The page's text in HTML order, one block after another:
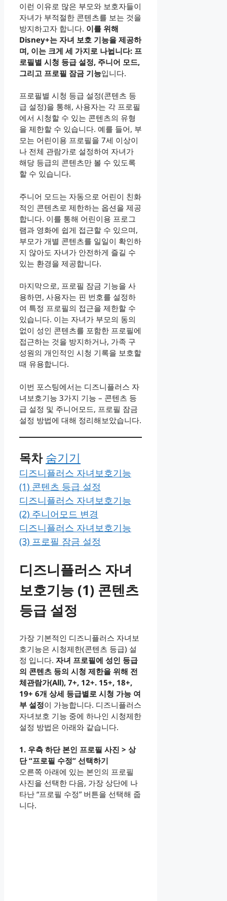
이런 이유로 많은 부모와 보호자들이
자녀가 부적절한 콘텐츠를 보는 것을
방지하고자 합니다. 이를 위해
Disney+는 자녀 보호 기능을 제공하
며, 이는 크게 세 가지로 나뉩니다: 프
로필별 시청 등급 설정, 주니어 모드,
그리고 프로필 잠금 기능입니다.
프로필별 시청 등급 설정(콘텐츠 등
급 설정)을 통해, 사용자는 각 프로필
에서 시청할 수 있는 콘텐츠의 유형
을 제한할 수 있습니다. 예를 들어, 부
모는 어린이용 프로필을 7세 이상이
나 전체 관람가로 설정하여 자녀가
해당 등급의 콘텐츠만 볼 수 있도록
할 수 있습니다.
주니어 모드는 자동으로 어린이 친화
적인 콘텐츠로 제한하는 옵션을 제공
합니다. 이를 통해 어린이용 프로그
램과 영화에 쉽게 접근할 수 있으며,
부모가 개별 콘텐츠를 일일이 확인하
지 않아도 자녀가 안전하게 즐길 수
있는 환경을 제공합니다.
마지막으로, 프로필 잠금 기능을 사
용하면, 사용자는 핀 번호를 설정하
여 특정 프로필의 접근을 제한할 수
있습니다. 이는 자녀가 부모의 동의
없이 성인 콘텐츠를 포함한 프로필에
접근하는 것을 방지하거나, 가족 구
성원의 개인적인 시청 기록을 보호할
때 유용합니다.
이번 포스팅에서는 디즈니플러스 자
녀보호기능 3가지 기능 – 콘텐츠 등
급 설정 및 주니어모드, 프로필 잠금
설정 방법에 대해 정리해보았습니다.
목차 숨기기
디즈니플러스 자녀보호기능
(1) 콘텐츠 등급 설정
디즈니플러스 자녀보호기능
(2) 주니어모드 변경
디즈니플러스 자녀보호기능
(3) 프로필 잠금 설정
디즈니플러스 자녀
보호기능 (1) 콘텐츠
등급 설정
가장 기본적인 디즈니플러스 자녀보
호기능은 시청제한(콘텐츠 등급) 설
정 입니다. 자녀 프로필에 성인 등급
의 콘텐츠 등의 시청 제한을 위해 전
체관람가(All), 7+, 12+. 15+, 18+,
19+ 6개 상세 등급별로 시청 가능 여
부 설정이 가능합니다. 디즈니플러스
자녀보호 기능 중에 하나인 시청제한
설정 방법은 아래와 같습니다.
1. 우측 하단 본인 프로필 사진 > 상
단 “프로필 수정” 선택하기
오른쪽 아래에 있는 본인의 프로필
사진을 선택한 다음, 가장 상단에 나
타난 “프로필 수정” 버튼을 선택해 줍
니다.